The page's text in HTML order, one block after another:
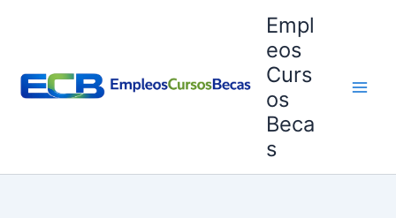
Empl
eos
Curs
os
Beca
s